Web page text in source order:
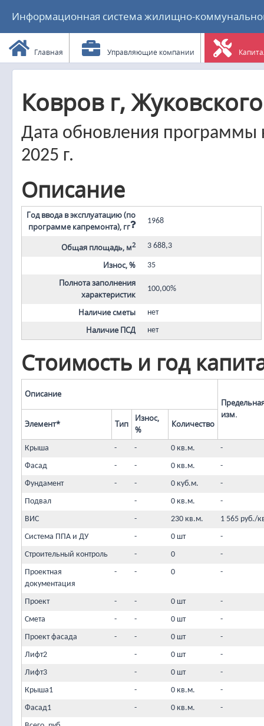
Информационная система жилищно-
Главная Управляющие компании
Ковров г,
Дата обновления программы
2025 г.
Описание
Год ввода в эксплуатацию (по
программе капремонта), гг
1968
Общая площадь, м2 3 688,3
Износ, % 35
Полнота заполнения
характеристик
100,00%
Наличие сметы нет
Наличие ПСД нет
Стоимость и год
Описание
изм.
Элемент*
Тип
Износ,
%
Количество
Крыша - - 0 кв.м.
-
Фасад
- - 0 кв.м.
-
Фундамент
- - 0 куб.м.
-
Подвал
- 0 кв.м.
-
ВИС
- 230 кв.м.
1 565 руб./
Система ППА и ДУ
- 0 шт
-
Строительный контроль
- 0
-
Проектная
документация
- - 0 -
Проект - - 0 шт
-
Смета
- - 0 шт
-
Проект фасада
- - 0 шт
-
Лифт2
- 0 шт
-
Лифт3
- 0 шт
-
Крыша1
- 0 кв.м.
-
Фасад1
- 0 кв.м.
-